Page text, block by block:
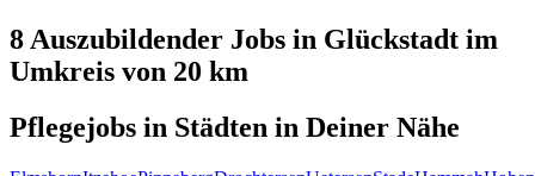
8 Auszubildender Jobs in Glückstadt im
Umkreis von 20 km
Pflegejobs in Städten in Deiner Nähe